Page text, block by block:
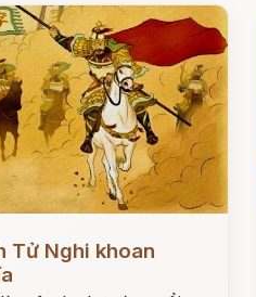
Tử Nghi khoan